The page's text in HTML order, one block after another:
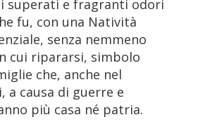
superati e fragranti odori
fu, con una Natività
senza nemmeno
cui ripararsi, simbolo
che, anche nel
a causa di guerre e
più casa né patria.